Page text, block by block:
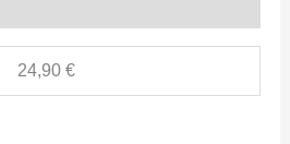
24,90 €